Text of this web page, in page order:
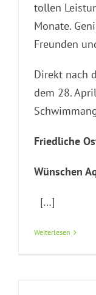
tollen
Monate.
Freunden
Direkt nach
dem 28.
Friedliche
Wünschen
[…]
Weiterlesen